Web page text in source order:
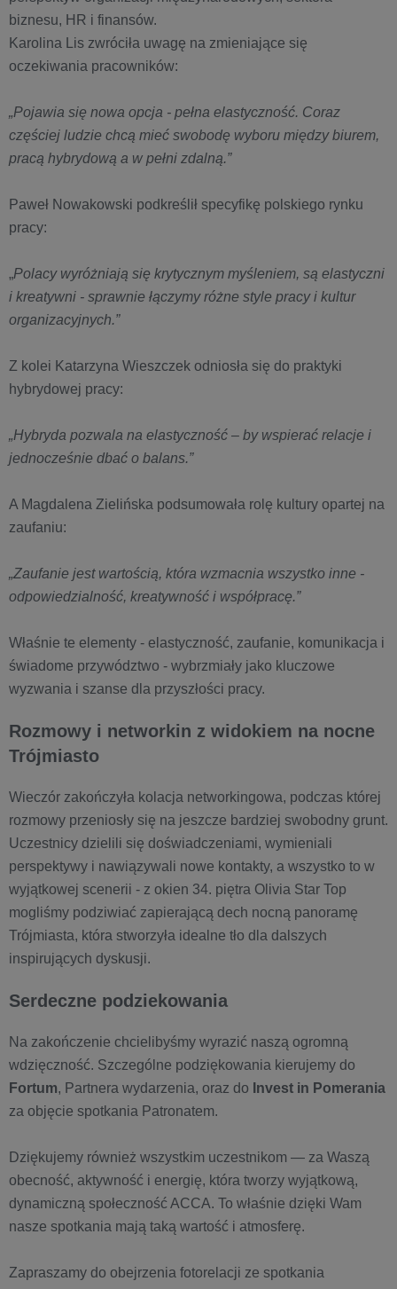
biznesu, HR i finansów.
Karolina Lis zwróciła uwagę na zmieniające się
oczekiwania pracowników:
„Pojawia się nowa opcja - pełna elastyczność. Coraz
częściej ludzie chcą mieć swobodę wyboru między biurem,
pracą hybrydową a w pełni zdalną.”
Paweł Nowakowski podkreślił specyfikę polskiego rynku
pracy:
„Polacy wyróżniają się krytycznym myśleniem, są elastyczni
i kreatywni - sprawnie łączymy różne style pracy i kultur
organizacyjnych.”
Z kolei Katarzyna Wieszczek odniosła się do praktyki
hybrydowej pracy:
„Hybryda pozwala na elastyczność – by wspierać relacje i
jednocześnie dbać o balans.”
A Magdalena Zielińska podsumowała rolę kultury opartej na
zaufaniu:
„Zaufanie jest wartością, która wzmacnia wszystko inne -
odpowiedzialność, kreatywność i współpracę.”
Właśnie te elementy - elastyczność, zaufanie, komunikacja i
świadome przywództwo - wybrzmiały jako kluczowe
wyzwania i szanse dla przyszłości pracy.
Rozmowy i networkin z widokiem na nocne
Trójmiasto
Wieczór zakończyła kolacja networkingowa, podczas której
rozmowy przeniosły się na jeszcze bardziej swobodny grunt.
Uczestnicy dzielili się doświadczeniami, wymieniali
perspektywy i nawiązywali nowe kontakty, a wszystko to w
wyjątkowej scenerii - z okien 34. piętra Olivia Star Top
mogliśmy podziwiać zapierającą dech nocną panoramę
Trójmiasta, która stworzyła idealne tło dla dalszych
inspirujących dyskusji.
Serdeczne podziekowania
Na zakończenie chcielibyśmy wyrazić naszą ogromną
wdzięczność. Szczególne podziękowania kierujemy do
Fortum, Partnera wydarzenia, oraz do Invest in Pomerania
za objęcie spotkania Patronatem.
Dziękujemy również wszystkim uczestnikom — za Waszą
obecność, aktywność i energię, która tworzy wyjątkową,
dynamiczną społeczność ACCA. To właśnie dzięki Wam
nasze spotkania mają taką wartość i atmosferę.
Zapraszamy do obejrzenia fotorelacji ze spotkania